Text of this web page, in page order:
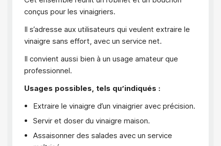
conçus pour les vinaigriers.
Il s’adresse aux utilisateurs qui veulent extraire le
vinaigre sans effort, avec un service net.
Il convient aussi bien à un usage amateur que
professionnel.
Usages possibles, tels qu’indiqués :
Extraire le vinaigre d’un vinaigrier avec précision.
Servir et doser du vinaigre maison.
Assaisonner des salades avec un service